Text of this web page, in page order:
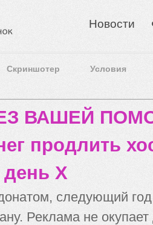
Новости
Скриншотер Условия
ВАШЕЙ
продлить
X
следующий
Реклама не